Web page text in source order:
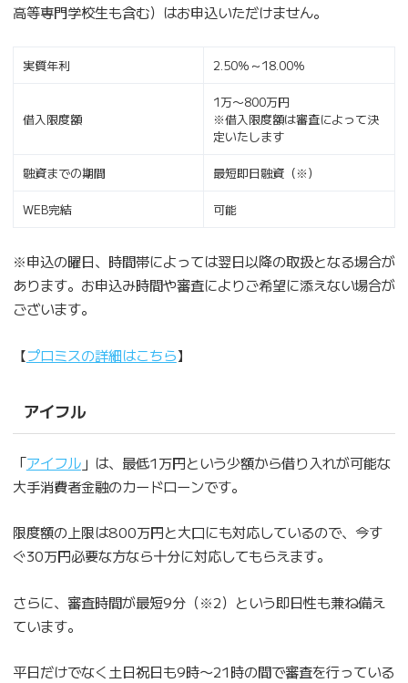
高等専門学校生も含む）はお申込いただけません。
実質年利 2.50％～18.00％
借入限度額
1万〜800万円
※借入限度額は審査によって決
定いたします
融資までの期間 最短即日融資（※）
WEB完結 可能
※申込の曜日、時間帯によっては翌日以降の取扱となる場合が
あります。お申込み時間や審査によりご希望に添えない場合が
ございます。
【プロミスの詳細はこちら】
アイフル
「アイフル」は、最低1万円という少額から借り入れが可能な
大手消費者金融のカードローンです。
限度額の上限は800万円と大口にも対応しているので、今す
ぐ30万円必要な方なら十分に対応してもらえます。
さらに、審査時間が最短9分（※2）という即日性も兼ね備え
ています。
平日だけでなく土日祝日も9時〜21時の間で審査を行っている